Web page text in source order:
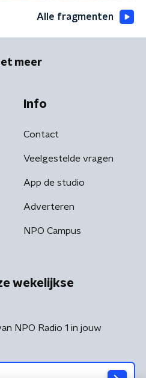
Alle fragmenten
meer
Info
Contact
Veelgestelde vragen
App de studio
Adverteren
NPO Campus
wekelijkse
NPO Radio 1 in jouw